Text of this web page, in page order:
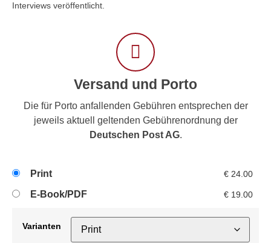
Interviews veröffentlicht.
Versand und Porto
Die für Porto anfallenden Gebühren entsprechen der
jeweils aktuell geltenden Gebührenordnung der
Deutschen Post AG.
Print € 24.00
E-Book/PDF € 19.00
Varianten